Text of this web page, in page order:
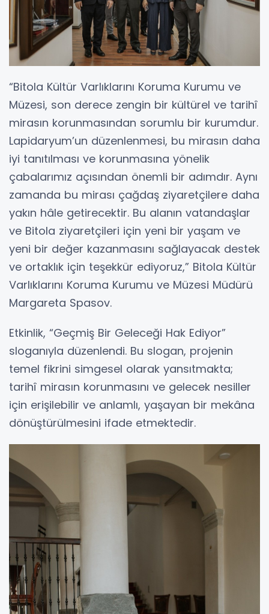
“Bitola Kültür Varlıklarını Koruma Kurumu ve
Müzesi, son derece zengin bir kültürel ve tarihî
mirasın korunmasından sorumlu bir kurumdur.
Lapidaryum’un düzenlenmesi, bu mirasın daha
iyi tanıtılması ve korunmasına yönelik
çabalarımız açısından önemli bir adımdır. Aynı
zamanda bu mirası çağdaş ziyaretçilere daha
yakın hâle getirecektir. Bu alanın vatandaşlar
ve Bitola ziyaretçileri için yeni bir yaşam ve
yeni bir değer kazanmasını sağlayacak destek
ve ortaklık için teşekkür ediyoruz,” Bitola Kültür
Varlıklarını Koruma Kurumu ve Müzesi Müdürü
Margareta Spasov.
Etkinlik, “Geçmiş Bir Geleceği Hak Ediyor”
sloganıyla düzenlendi. Bu slogan, projenin
temel fikrini simgesel olarak yansıtmakta;
tarihî mirasın korunmasını ve gelecek nesiller
için erişilebilir ve anlamlı, yaşayan bir mekâna
dönüştürülmesini ifade etmektedir.